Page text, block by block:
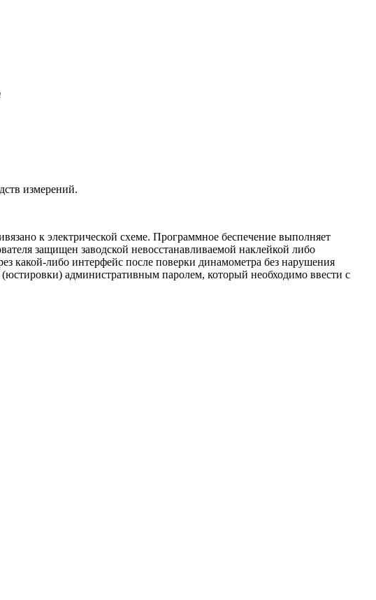
измерений.
к электрической схеме. Программное беспечение выполняет
защищен заводской невосстанавливаемой наклейкой либо
какой-либо интерфейс после поверки динамометра без нарушения
административным паролем, который необходимо ввести с